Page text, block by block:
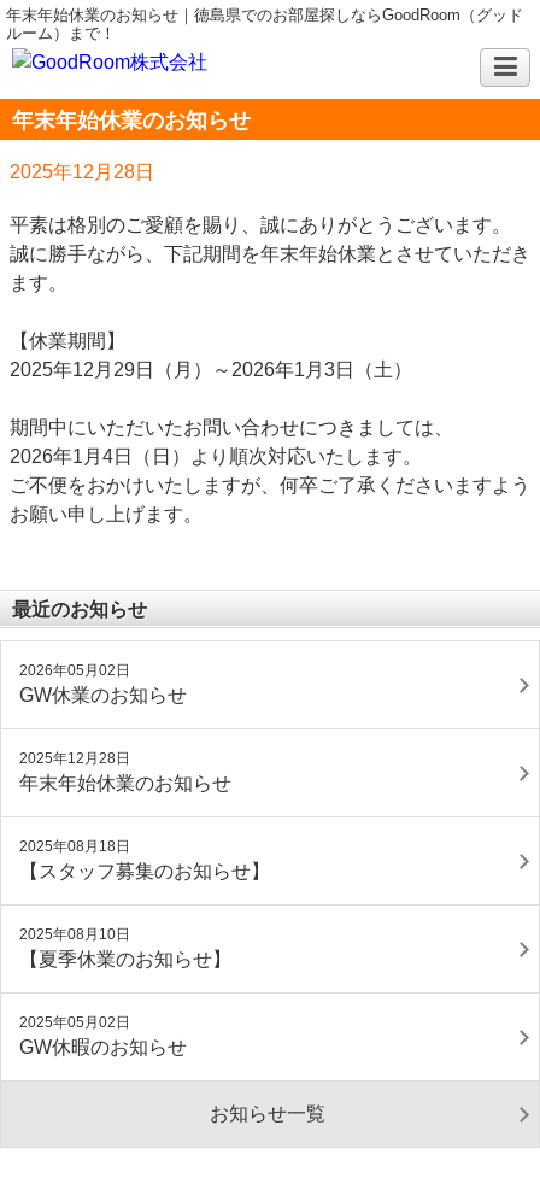
年末年始休業のお知らせ｜徳島県でのお部屋探しならGoodRoom（グッド
ルーム）まで！
年末年始休業のお知らせ
2025年12月28日
平素は格別のご愛顧を賜り、誠にありがとうございます。
誠に勝手ながら、下記期間を年末年始休業とさせていただき
ます。
【休業期間】
2025年12月29日（月）～2026年1月3日（土）
期間中にいただいたお問い合わせにつきましては、
2026年1月4日（日）より順次対応いたします。
ご不便をおかけいたしますが、何卒ご了承くださいますよう
お願い申し上げます。
最近のお知らせ
2026年05月02日
GW休業のお知らせ
2025年12月28日
年末年始休業のお知らせ
2025年08月18日
【スタッフ募集のお知らせ】
2025年08月10日
【夏季休業のお知らせ】
2025年05月02日
GW休暇のお知らせ
お知らせ一覧